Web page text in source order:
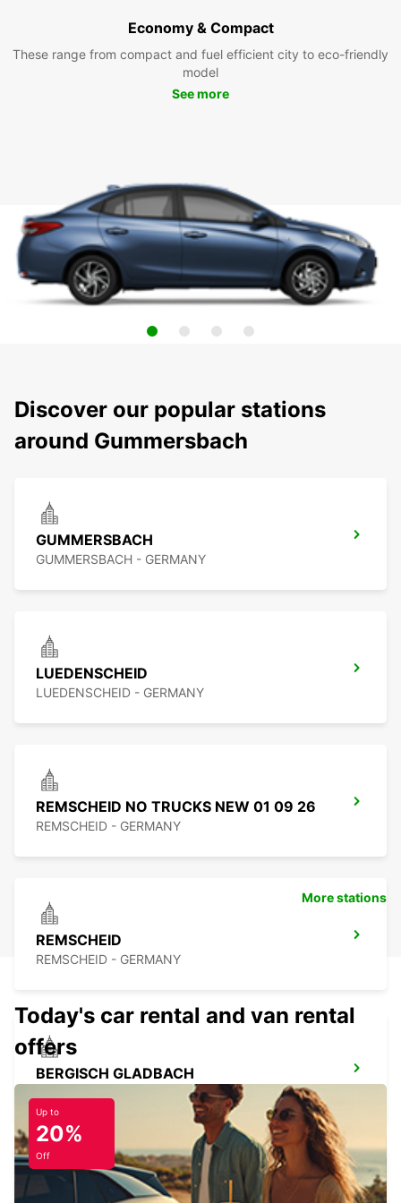
Economy & Compact
These range from compact and fuel efficient city to eco-friendly
model
See more
Discover our popular stations
around Gummersbach
GUMMERSBACH
GUMMERSBACH - GERMANY
LUEDENSCHEID
LUEDENSCHEID - GERMANY
REMSCHEID NO TRUCKS NEW 01 09 26
REMSCHEID - GERMANY
REMSCHEID
REMSCHEID - GERMANY
BERGISCH GLADBACH
BERGISCH-GLADBACH - GERMANY
More stations
Today's car rental and van rental
offers
Up to
20%
Off